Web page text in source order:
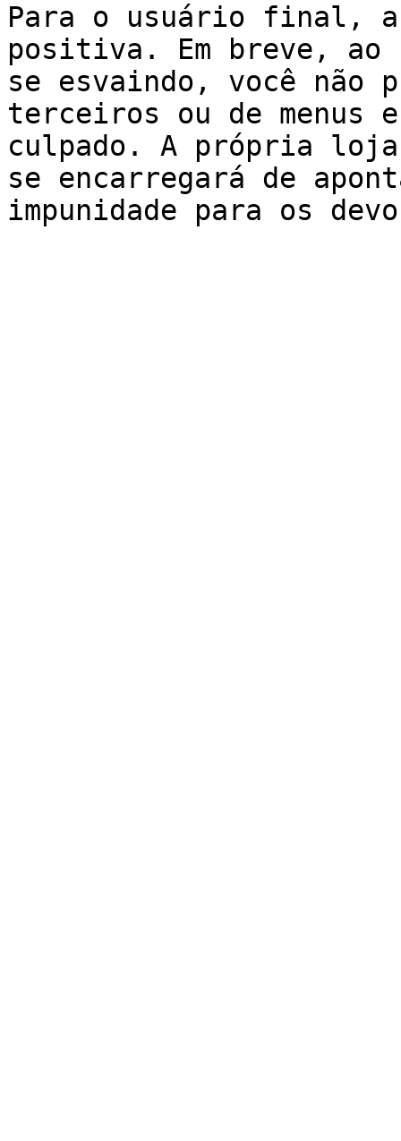
Para o usuário final, a
positiva. Em breve,
se esvaindo, você não
terceiros ou de menus
culpado. A própria
se encarregará de
impunidade para os